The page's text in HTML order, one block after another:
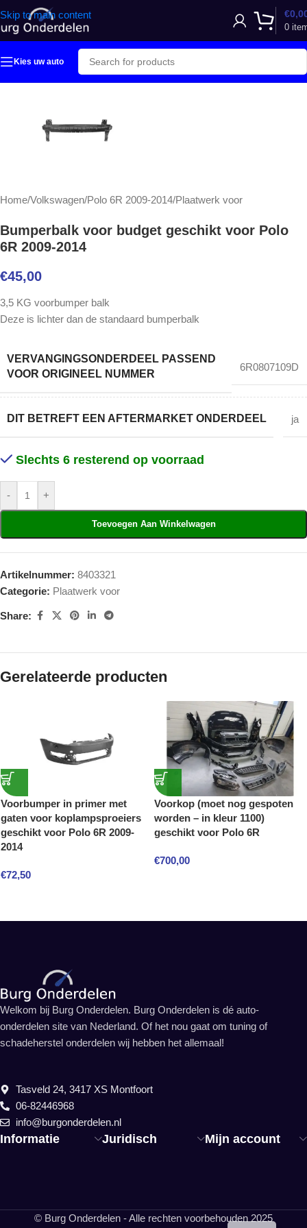
Skip to main content
0
€
Kies uw auto
Home/Volkswagen/Polo 6R 2009-2014/Plaatwerk voor
Bumperbalk voor budget geschikt voor Polo
6R 2009-2014
€45,00
3,5 KG voorbumper balk
Deze is lichter dan de standaard bumperbalk
VERVANGINGSONDERDEEL PASSEND
VOOR ORIGINEEL NUMMER
6R0807109D
DIT BETREFT EEN AFTERMARKET ONDERDEEL ja
Slechts 6 resterend op voorraad
- +
Toevoegen Aan Winkelwagen
Artikelnummer: 8403321
Categorie: Plaatwerk voor
Share:
Gerelateerde producten
Voorbumper in primer met
gaten voor koplampsproeiers
geschikt voor Polo 6R 2009-
2014
€72,50
Voorkop (moet nog gespoten
worden – in kleur 1100)
geschikt voor Polo 6R
€700,00
Informatie Juridisch Mijn account
Welkom bij Burg Onderdelen. Burg Onderdelen is dé auto-
onderdelen site van Nederland. Of het nou gaat om tuning of
schadeherstel onderdelen wij hebben het allemaal!
Tasveld 24, 3417 XS Montfoort
06-82446968
info@burgonderdelen.nl
© Burg Onderdelen - Alle rechten voorbehouden 2025
EN